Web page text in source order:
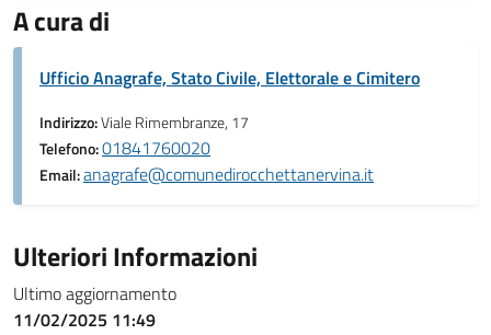
A cura di
Ufficio Anagrafe, Stato Civile, Elettorale e Cimitero
Indirizzo:Viale Rimembranze, 17
Telefono:01841760020
Email:anagrafe@comunedirocchettanervina.it
Ulteriori Informazioni
Ultimo aggiornamento
11/02/2025 11:49